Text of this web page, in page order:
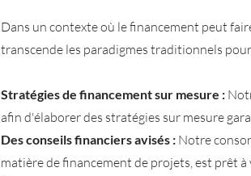
Dans un contexte où le financement peut
transcende les paradigmes traditionnels
​Stratégies de financement sur mesure :
afin d'élaborer des stratégies sur mesure
Des conseils financiers avisés : Notre
matière de financement de projets, est prêt